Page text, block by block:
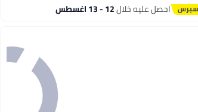
احصل عليه خلال12 - 13 اغسطس